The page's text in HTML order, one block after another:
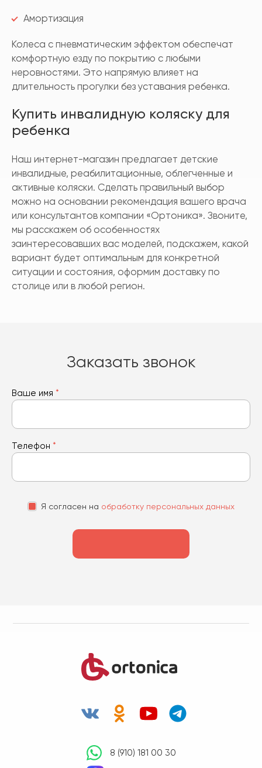
Амортизация
Колеса с пневматическим эффектом обеспечат
комфортную езду по покрытию с любыми
неровностями. Это напрямую влияет на
длительность прогулки без уставания ребенка.
Купить инвалидную коляску для
ребенка
Наш интернет-магазин предлагает детские
инвалидные, реабилитационные, облегченные и
активные коляски. Сделать правильный выбор
можно на основании рекомендация вашего врача
или консультантов компании «Ортоника». Звоните,
мы расскажем об особенностях
заинтересовавших вас моделей, подскажем, какой
вариант будет оптимальным для конкретной
ситуации и состояния, оформим доставку по
столице или в любой регион.
Заказать звонок
Ваше имя *
Телефон *
Я согласен на обработку персональных данных
8 (910) 181 00 30